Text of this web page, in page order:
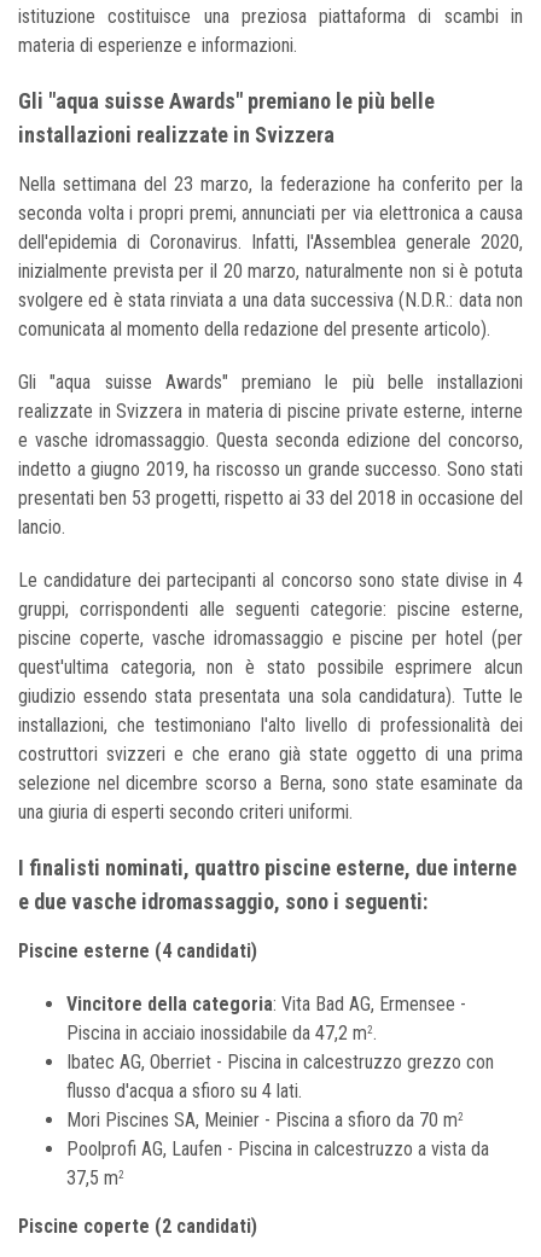
istituzione costituisce una preziosa piattaforma di scambi in
materia di esperienze e informazioni.
Gli "aqua suisse Awards" premiano le più belle
installazioni realizzate in Svizzera
Nella settimana del 23 marzo, la federazione ha conferito per la
seconda volta i propri premi, annunciati per via elettronica a causa
dell'epidemia di Coronavirus. Infatti, l'Assemblea generale 2020,
inizialmente prevista per il 20 marzo, naturalmente non si è potuta
svolgere ed è stata rinviata a una data successiva (N.D.R.: data non
comunicata al momento della redazione del presente articolo).
Gli "aqua suisse Awards" premiano le più belle installazioni
realizzate in Svizzera in materia di piscine private esterne, interne
e vasche idromassaggio. Questa seconda edizione del concorso,
indetto a giugno 2019, ha riscosso un grande successo. Sono stati
presentati ben 53 progetti, rispetto ai 33 del 2018 in occasione del
lancio.
Le candidature dei partecipanti al concorso sono state divise in 4
gruppi, corrispondenti alle seguenti categorie: piscine esterne,
piscine coperte, vasche idromassaggio e piscine per hotel (per
quest'ultima categoria, non è stato possibile esprimere alcun
giudizio essendo stata presentata una sola candidatura). Tutte le
installazioni, che testimoniano l'alto livello di professionalità dei
costruttori svizzeri e che erano già state oggetto di una prima
selezione nel dicembre scorso a Berna, sono state esaminate da
una giuria di esperti secondo criteri uniformi.
I finalisti nominati, quattro piscine esterne, due interne
e due vasche idromassaggio, sono i seguenti:
Piscine esterne (4 candidati)
Vincitore della categoria: Vita Bad AG, Ermensee -
Piscina in acciaio inossidabile da 47,2 m2
Ibatec AG, Oberriet - Piscina in calcestruzzo grezzo con
flusso d'acqua a sfioro su 4 lati.
Mori Piscines SA, Meinier - Piscina a sfioro da 70 m2
Poolprofi AG, Laufen - Piscina in calcestruzzo a vista da
37,5 m2
Piscine coperte (2 candidati)